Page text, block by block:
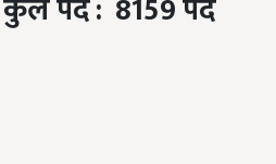
कुल पद : 8159पद